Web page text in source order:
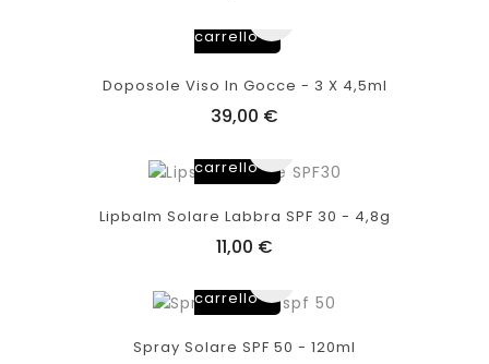
carrello
Doposole Viso In Gocce - 3 X 4,5ml
39,00 €
Aggiungi
carrello
Lipbalm Solare Labbra SPF 30 - 4,8g
11,00 €
Aggiungi
carrello
Spray Solare SPF 50 - 120ml